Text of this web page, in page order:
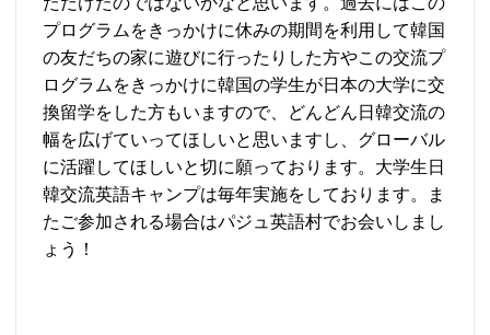
プログラムをきっかけに休みの期間を利用して韓国
の友だちの家に遊びに行ったりした方やこの交流プ
ログラムをきっかけに韓国の学生が日本の大学に交
換留学をした方もいますので、どんどん日韓交流の
幅を広げていってほしいと思いますし、グローバル
に活躍してほしいと切に願っております。大学生日
韓交流英語キャンプは毎年実施をしております。ま
たご参加される場合はパジュ英語村でお会いしまし
ょう！